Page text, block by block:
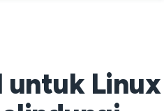
untuk Linux